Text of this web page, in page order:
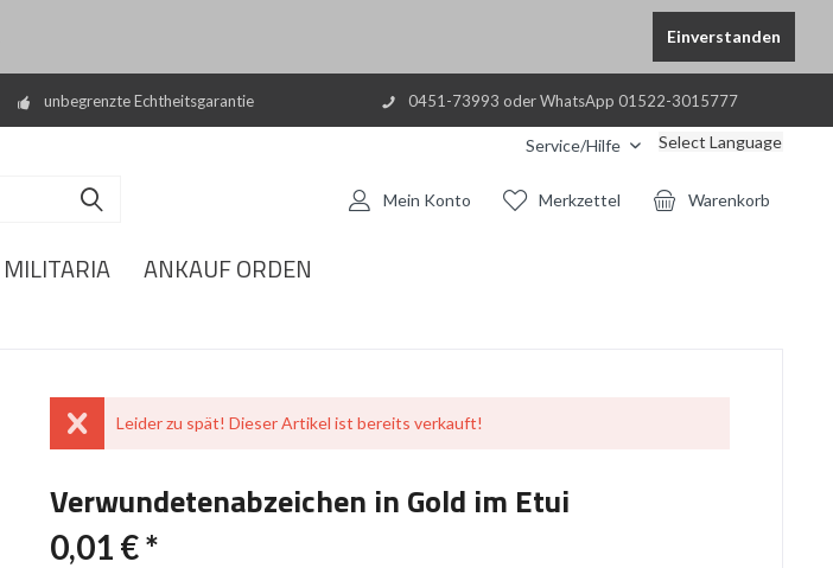
Einverstanden
unbegrenzte Echtheitsgarantie 0451-73993 oder WhatsApp 01522-3015777
Service/Hilfe Select Language
Warenkorb
Merkzettel
Mein Konto
MILITARIA ANKAUF ORDEN
Leider zu spät! Dieser Artikel ist bereits verkauft!
Verwundetenabzeichen in Gold im Etui
0,01 € *